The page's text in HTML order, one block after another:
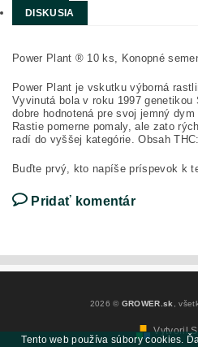
DISKUSIA
Power Plant ® 10 ks, Konopné
Power Plant je vskutku výborná
Vyvinutá bola v roku 1997 genetikou
dobre hodnotená pre svoj jemný
Rastie pomerne pomaly, ale zato
radí do vyššej kategórie. Obsah
Buďte prvý, kto napíše príspevok k
Pridať komentár
2026 © GROWER.sk ,
Vytvoril
Tento web používa súbory cookies.